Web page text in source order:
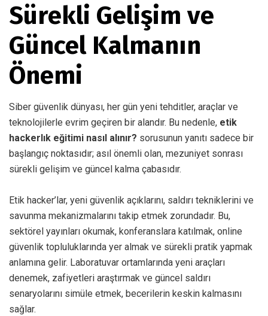
Sürekli Gelişim ve
Güncel Kalmanın
Önemi
Siber güvenlik dünyası, her gün yeni tehditler, araçlar ve
teknolojilerle evrim geçiren bir alandır. Bu nedenle, etik
hackerlık eğitimi nasıl alınır? sorusunun yanıtı sadece bir
başlangıç noktasıdır; asıl önemli olan, mezuniyet sonrası
sürekli gelişim ve güncel kalma çabasıdır.
Etik hacker’lar, yeni güvenlik açıklarını, saldırı tekniklerini ve
savunma mekanizmalarını takip etmek zorundadır. Bu,
sektörel yayınları okumak, konferanslara katılmak, online
güvenlik topluluklarında yer almak ve sürekli pratik yapmak
anlamına gelir. Laboratuvar ortamlarında yeni araçları
denemek, zafiyetleri araştırmak ve güncel saldırı
senaryolarını simüle etmek, becerilerin keskin kalmasını
sağlar.